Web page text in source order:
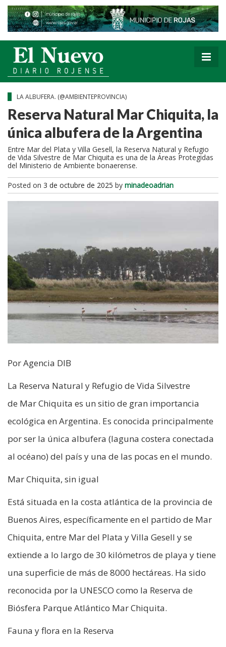
LA ALBUFERA. (@AMBIENTEPROVINCIA)
Reserva Natural Mar Chiquita, la
única albufera de la Argentina
Entre Mar del Plata y Villa Gesell, la Reserva Natural y Refugio
de Vida Silvestre de Mar Chiquita es una de la Áreas Protegidas
del Ministerio de Ambiente bonaerense.
Posted on 3 de octubre de 2025 by minadeoadrian
Por Agencia DIB
La Reserva Natural y Refugio de Vida Silvestre
de Mar Chiquita es un sitio de gran importancia
ecológica en Argentina. Es conocida principalmente
por ser la única albufera (laguna costera conectada
al océano) del país y una de las pocas en el mundo.
Mar Chiquita, sin igual
Está situada en la costa atlántica de la provincia de
Buenos Aires, específicamente en el partido de Mar
Chiquita, entre Mar del Plata y Villa Gesell y se
extiende a lo largo de 30 kilómetros de playa y tiene
una superficie de más de 8000 hectáreas. Ha sido
reconocida por la UNESCO como la Reserva de
Biósfera Parque Atlántico Mar Chiquita.
Fauna y flora en la Reserva